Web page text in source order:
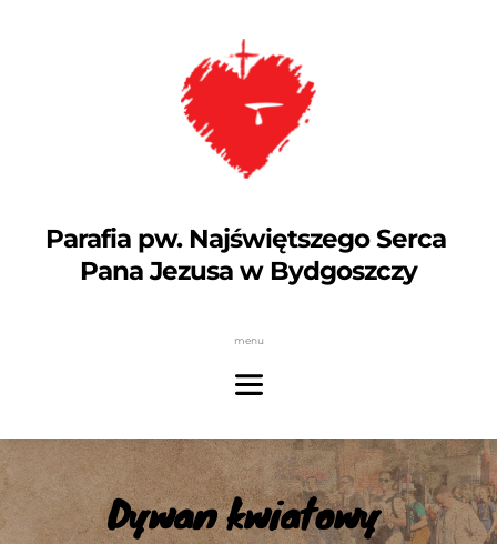
Parafia pw. Najświętszego Serca
Pana Jezusa w Bydgoszczy
menu
Dywan kwiatowy